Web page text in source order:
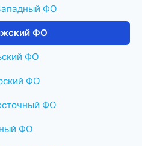
ФО
ФО
ФО
ФО
ФО
ФО